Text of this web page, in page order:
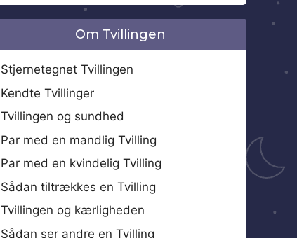
Om Tvillingen
Stjernetegnet Tvillingen
Kendte Tvillinger
Tvillingen og sundhed
Par med en mandlig Tvilling
Par med en kvindelig Tvilling
Sådan tiltrækkes en Tvilling
Tvillingen og kærligheden
Sådan ser andre en Tvilling